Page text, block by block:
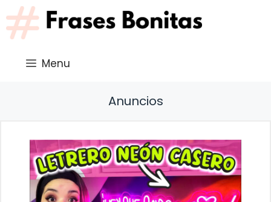
Saltar
al
contenido
Menu
Anuncios